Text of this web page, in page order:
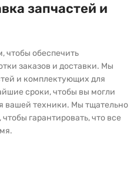
запчастей и
чтобы обеспечить
заказов и доставки. Мы
и комплектующих для
сроки, чтобы вы могли
вашей техники. Мы тщательно
гарантировать, что все